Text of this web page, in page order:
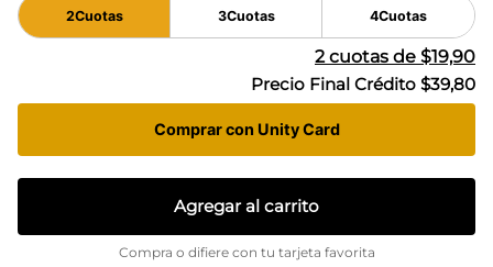
2Cuotas 3Cuotas 4Cuotas
2cuotas de $19,90
Precio Final Crédito $39,80
Comprar con Unity Card
Agregar al carrito
Compra o difiere con tu tarjeta favorita